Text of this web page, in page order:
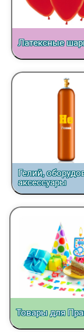
Латексные
Гелий,
аксессуары
Товары для